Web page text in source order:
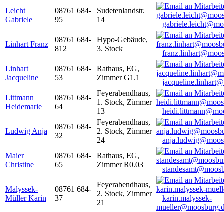
Leicht
Gabriele
08761 684-
95
Sudetenlandstr.
14
Linhart Franz
08761 684-
812
Hypo-Gebäude,
3. Stock
Linhart
Jacqueline
08761 684-
53
Rathaus, EG,
Zimmer G1.1
Littmann
Heidemarie
08761 684-
64
Feyerabendhaus,
1. Stock, Zimmer
13
Ludwig Anja
08761 684-
32
Feyerabendhaus,
2. Stock, Zimmer
24
Maier
Christine
08761 684-
65
Rathaus, EG,
Zimmer R0.03
Malyssek-
Müller Karin
08761 684-
37
Feyerabendhaus,
2. Stock, Zimmer
21
karin.malyssek-